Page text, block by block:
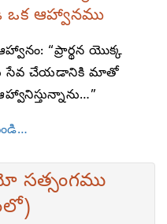
ఆహ్వానము
“ప్రార్థన యొక్క
సేవ చేయడానికి మాతో